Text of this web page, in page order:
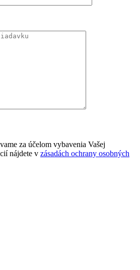
za účelom vybavenia Vašej
nájdete v zásadách ochrany osobných